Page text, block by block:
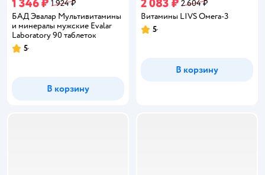
1 346 ₽ 1 924 ₽
БАД Эвалар Мультивитамины
и минералы мужские Evalar
Laboratory 90 таблеток
Рейтинг:
5
В корзину
2 083 ₽ 2 604 ₽
Витамины LIVS Омега-3
Рейтинг:
5
В корзину